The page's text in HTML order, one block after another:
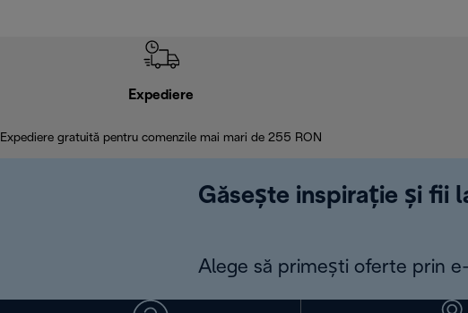
Expediere
Expediere gratuită pentru comenzile mai mari de 255 RON
Găsește inspirație și fii
Alege să primești oferte prin